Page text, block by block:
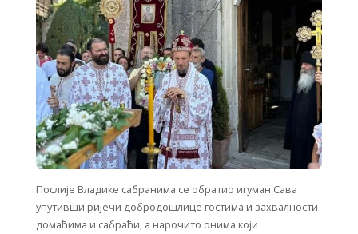
Послије Владике сабранима се обратио игуман Сава
упутивши ријечи добродошлице гостима и захвалности
домаћима и сабраћи, а нарочито онима који